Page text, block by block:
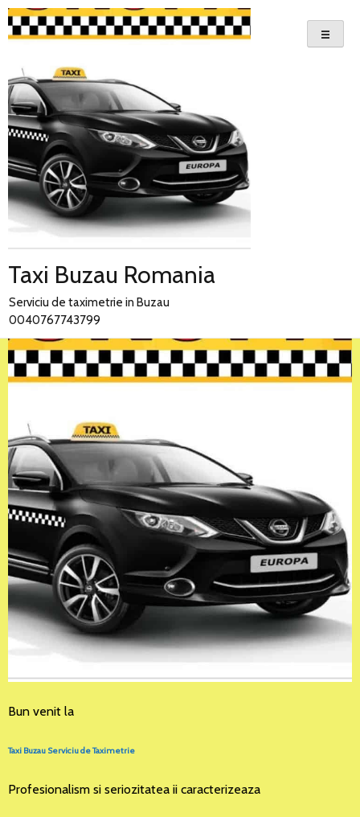
Skip
to
Taxi Buzau Romania
Serviciu de taximetrie in Buzau
0040767743799
Bun venit la
Taxi Buzau Serviciu de Taximetrie
Profesionalism si seriozitatea ii caracterizeaza